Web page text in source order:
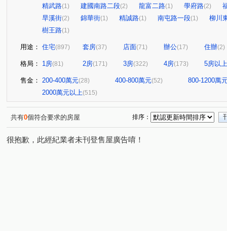
精武路(1) 建國南路二段(2) 龍富二路(1) 學府路(2)
旱溪街(2) 錦華街(1) 精誠路(1) 南屯路一段(1)
柳川
樹王路(1)
用途： 住宅(897) 套房(37) 店面(71) 辦公(17) 住辦(2)
格局： 1房(81) 2房(171) 3房(322) 4房(173) 5房以上
售金： 200-400萬元(28) 400-800萬元(52)
800-1200萬
2000萬元以上(515)
共有0個符合要求的房屋 排序：
很抱歉，此經紀業者未刊登售屋廣告唷！